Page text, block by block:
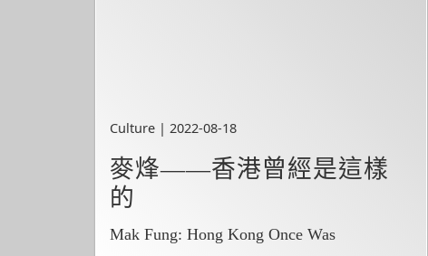
Culture | 2022-08-18
麥烽——香港曾經是這樣
的
Mak Fung: Hong Kong Once Was